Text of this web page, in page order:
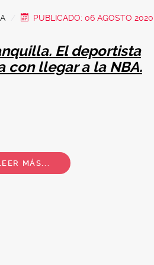
PUBLICADO: 06 AGOSTO 2020
El deportista
con llegar a la NBA.
MÁS...